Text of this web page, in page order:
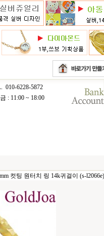
010-6228-5872
: 11:00 ~ 18:00
컷팅 원터치 링 14k귀걸이 (s-